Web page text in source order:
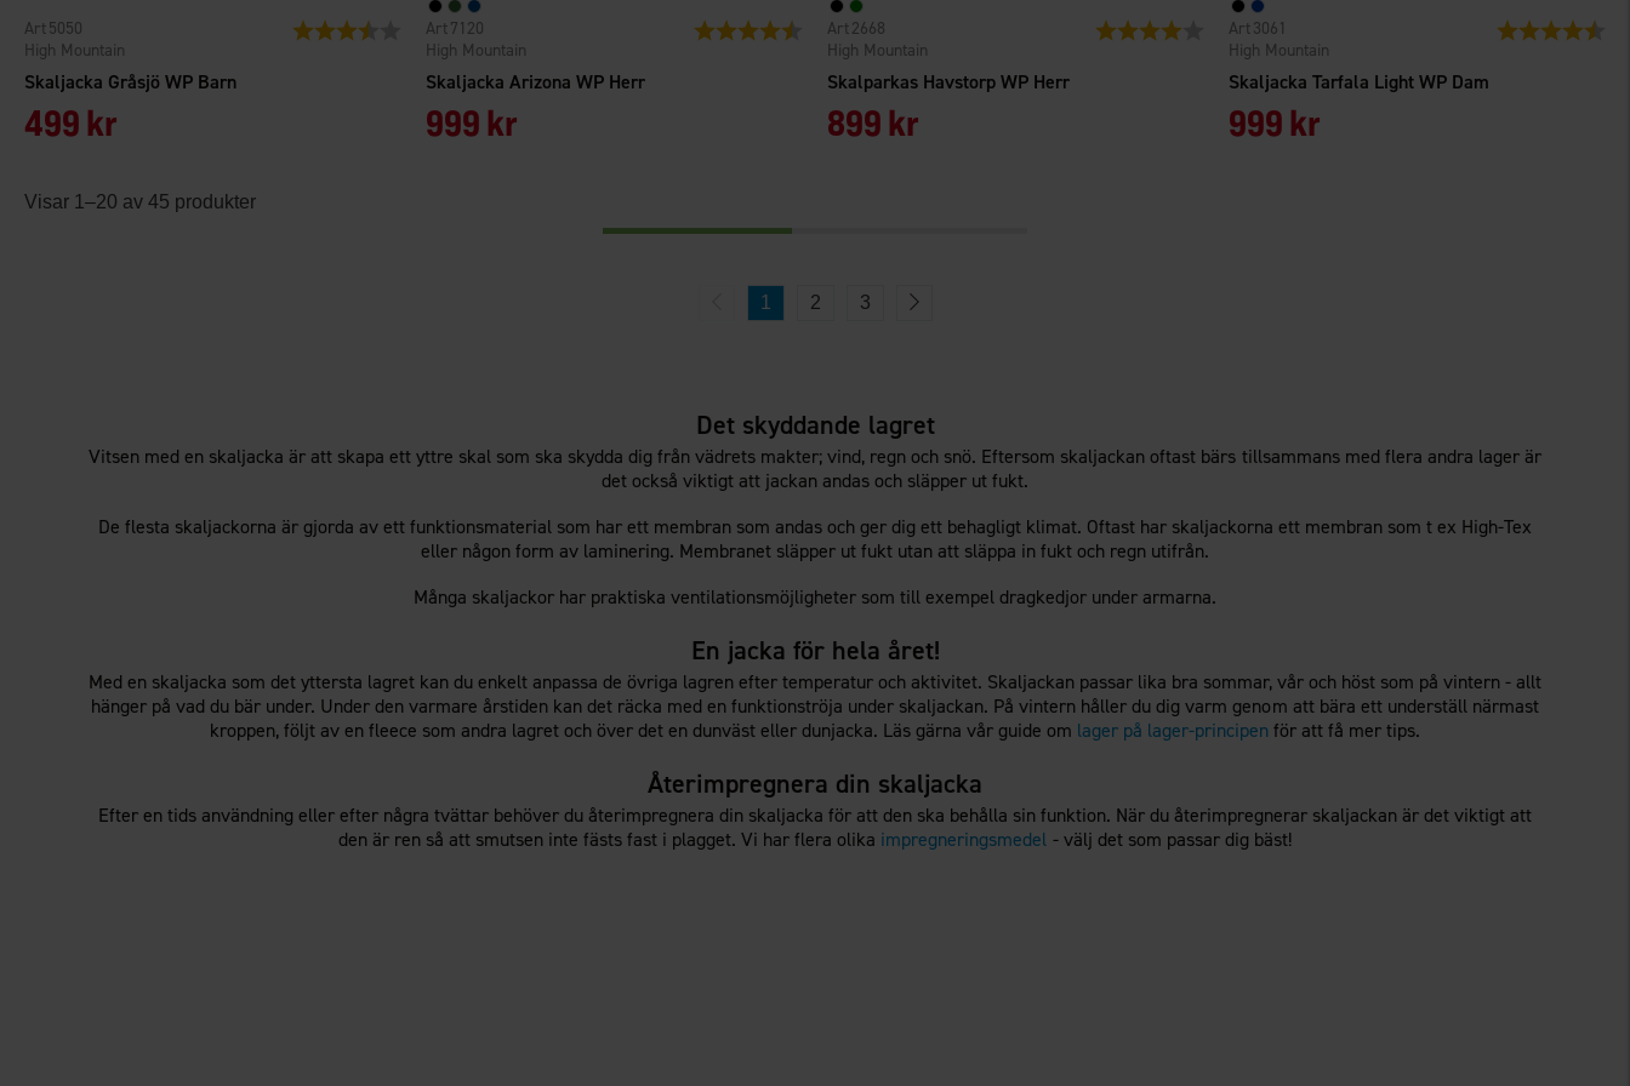
Skaljacka Gråsjö WP Barn
High Mountain
5050
499 kr
Betyg: 3.7 utav 5 stjärnor
Skaljacka Arizona WP Herr
High Mountain
7120
999 kr
Betyg: 4.5 utav 5 stjärnor
Skalparkas Havstorp WP Herr
High Mountain
2668
899 kr
Betyg: 4.0 utav 5 stjärnor
Skaljacka Tarfala Light WP Dam
High Mountain
3061
999 kr
Betyg:
Visar 1–20 av 45 produkter
1 2 3
Det skyddande lagret
Vitsen med en skaljacka är att skapa ett yttre skal som ska skydda dig från vädrets makter; vind, regn och snö. Eftersom skaljackan oftast bärs tillsammans med flera andra lager är
det också viktigt att jackan andas och släpper ut fukt.
De flesta skaljackorna är gjorda av ett funktionsmaterial som har ett membran som andas och ger dig ett behagligt klimat. Oftast har skaljackorna ett membran som t ex High-Tex
eller någon form av laminering. Membranet släpper ut fukt utan att släppa in fukt och regn utifrån.
Många skaljackor har praktiska ventilationsmöjligheter som till exempel dragkedjor under armarna.
En jacka för hela året!
Med en skaljacka som det yttersta lagret kan du enkelt anpassa de övriga lagren efter temperatur och aktivitet. Skaljackan passar lika bra sommar, vår och höst som på vintern - allt
hänger på vad du bär under. Under den varmare årstiden kan det räcka med en funktionströja under skaljackan. På vintern håller du dig varm genom att bära ett underställ närmast
kroppen, följt av en fleece som andra lagret och över det en dunväst eller dunjacka. Läs gärna vår guide om lager på lager-principenför att få mer tips.
Återimpregnera din skaljacka
Efter en tids användning eller efter några tvättar behöver du återimpregnera din skaljacka för att den ska behålla sin funktion. När du återimpregnerar skaljackan är det viktigt att
den är ren så att smutsen inte fästs fast i plagget. Vi har flera olika impregneringsmedel - välj det som passar dig bäst!